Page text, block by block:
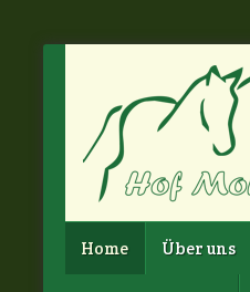
Home Über uns